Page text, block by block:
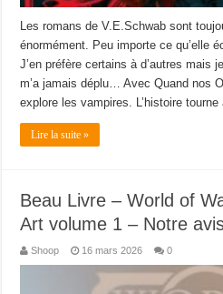
Les romans de V.E.Schwab sont
énormément. Peu importe ce qu’elle
J’en préfère certains à d’autres mais
m’a jamais déplu… Avec Quand nos
explore les vampires. L’histoire tourne
Lire la suite »
Beau Livre – World of
Art volume 1 – Notre
Shoop 16 mars 2026 0